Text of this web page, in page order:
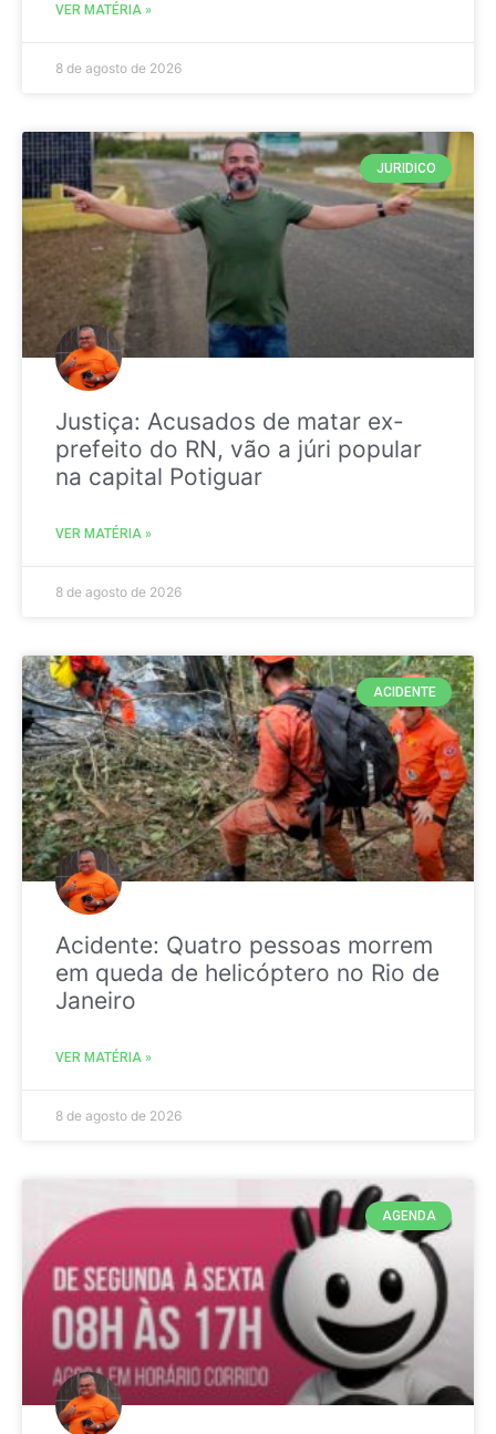
VER MATÉRIA »
8 de agosto de 2026
JURIDICO
Justiça: Acusados de matar ex-
prefeito do RN, vão a júri popular
na capital Potiguar
VER MATÉRIA »
8 de agosto de 2026
ACIDENTE
Acidente: Quatro pessoas morrem
em queda de helicóptero no Rio de
Janeiro
VER MATÉRIA »
8 de agosto de 2026
AGENDA